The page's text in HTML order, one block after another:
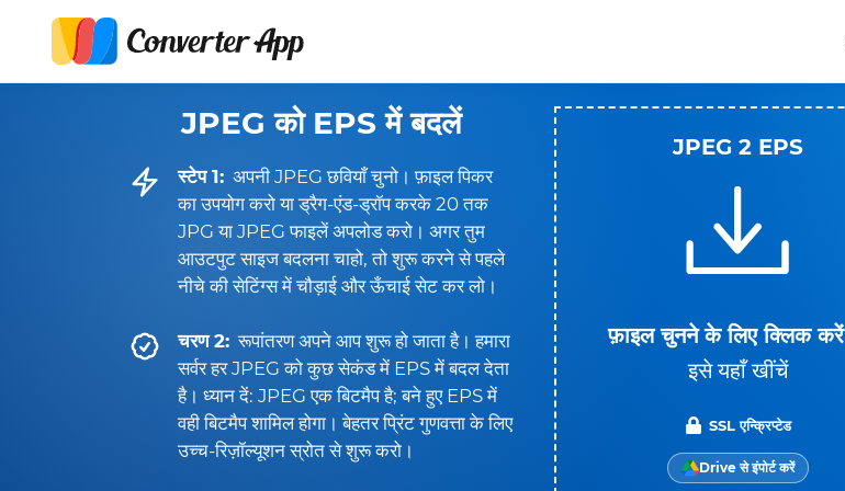
JPEG को EPS में बदलें
स्टेप 1: अपनी JPEG छवियाँ चुनो। फ़ाइल पिकर
का उपयोग करो या ड्रैग-एंड-ड्रॉप करके 20 तक
JPG या JPEG फाइलें अपलोड करो। अगर तुम
आउटपुट साइज बदलना चाहो, तो शुरू करने से पहले
नीचे की सेटिंग्स में चौड़ाई और ऊँचाई सेट कर लो।
चरण 2: रूपांतरण अपने आप शुरू हो जाता है। हमारा
सर्वर हर JPEG को कुछ सेकंड में EPS में बदल देता
है। ध्यान दें: JPEG एक बिटमैप है; बने हुए EPS में
वही बिटमैप शामिल होगा। बेहतर प्रिंट गुणवत्ता के लिए
उच्च-रिज़ॉल्यूशन स्रोत से शुरू करो।
JPEG 2 EPS
फ़ाइल चुनने के लिए क्लिक करें
इसे यहाँ खींचें
SSL एन्क्रिप्टेड
Drive से इंपोर्ट करें